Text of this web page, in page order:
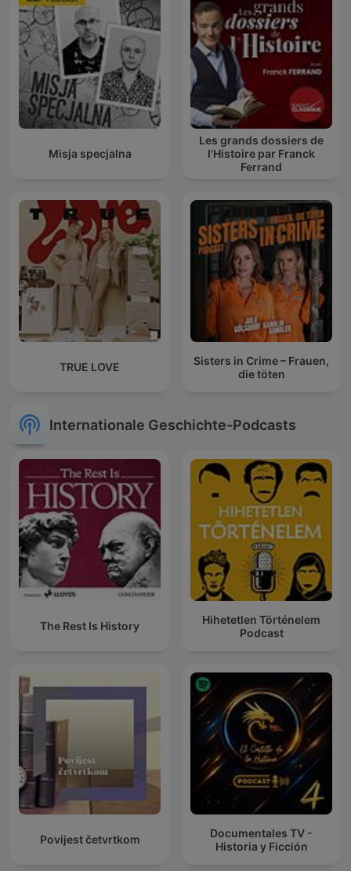
Misja specjalna
Les grands dossiers de
l'Histoire par Franck
Ferrand
TRUE LOVE
Sisters in Crime – Frauen,
die töten
Internationale Geschichte-Podcasts
The Rest Is History
Hihetetlen Történelem
Podcast
Povijest četvrtkom
Documentales TV -
Historia y Ficción